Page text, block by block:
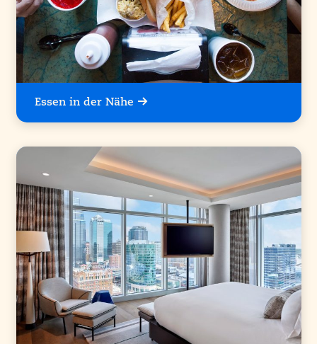
Essen in der Nähe